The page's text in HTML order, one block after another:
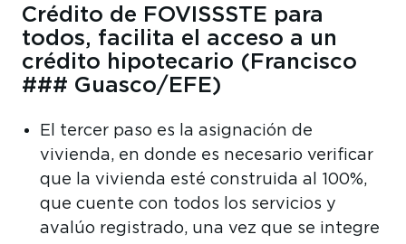
Crédito de FOVISSSTE para
todos, facilita el acceso a un
crédito hipotecario (Francisco
### Guasco/EFE)
El tercer paso es la asignación de
vivienda, en donde es necesario verificar
que la vivienda esté construida al 100%,
que cuente con todos los servicios y
avalúo registrado, una vez que se integre